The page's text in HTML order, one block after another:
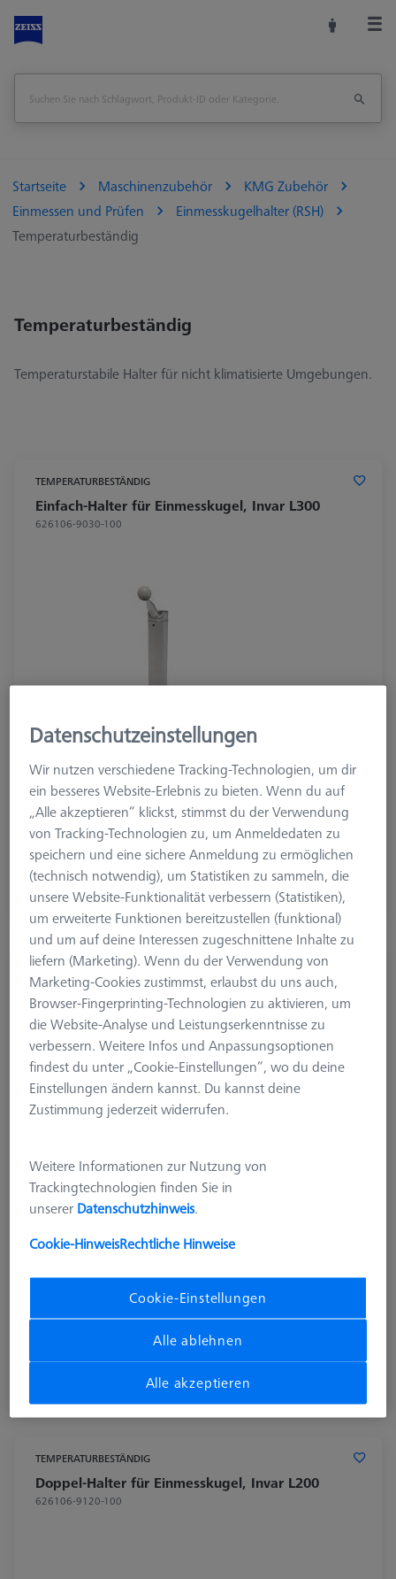
Startseite Maschinenzubehör
KMG Zubehör
Einmessen und Prüfen
Einmesskugelhalter (RSH)
Temperaturbeständig
Temperaturbeständig
Temperaturstabile Halter für nicht klimatisierte Umgebungen.
TEMPERATURBESTÄNDIG
Einfach-Halter für Einmesskugel, Invar L300
626106-9030-100
1.753,20 €
zzgl. USt.
Längere Lieferzeit
TEMPERATURBESTÄNDIG
Einfach-Halter für Einmesskugel, Invar L400
626106-9040-100
TEMPERATURBESTÄNDIG
Doppel-Halter für Einmesskugel, Invar L200
626106-9120-100
Datenschutzeinstellungen
Wir nutzen verschiedene Tracking-Technologien, um dir
ein besseres Website-Erlebnis zu bieten. Wenn du auf
„Alle akzeptieren“ klickst, stimmst du der Verwendung
von Tracking-Technologien zu, um Anmeldedaten zu
speichern und eine sichere Anmeldung zu ermöglichen
(technisch notwendig), um Statistiken zu sammeln, die
unsere Website-Funktionalität verbessern (Statistiken),
um erweiterte Funktionen bereitzustellen (funktional)
und um auf deine Interessen zugeschnittene Inhalte zu
liefern (Marketing). Wenn du der Verwendung von
Marketing-Cookies zustimmst, erlaubst du uns auch,
Browser-Fingerprinting-Technologien zu aktivieren, um
die Website-Analyse und Leistungserkenntnisse zu
verbessern. Weitere Infos und Anpassungsoptionen
findest du unter „Cookie-Einstellungen“, wo du deine
Einstellungen ändern kannst. Du kannst deine
Zustimmung jederzeit widerrufen.
Weitere Informationen zur Nutzung von
Trackingtechnologien finden Sie in
unserer Datenschutzhinweis.
Cookie-HinweisRechtliche Hinweise
Cookie-Einstellungen
Alle ablehnen
Alle akzeptieren